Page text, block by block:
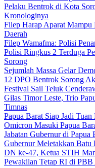
Pelaku Bentrok di Kota
Kronologinya
Filep Harap Aparat Mampu
Daerah
Filep Wamafma: Polisi
Polisi Ringkus 2 Terduga
Sorong
Sejumlah Massa Gelar
12 DPO Bentrok Sorong
Festival Sail Teluk
Gilas Timor Leste, Trio
Timnas
Papua Barat Siap Jadi
Omicron Masuki Papua
Jabatan Gubernur di
Gubernur Meletakkan Batu
DN ke-47, Ketua STIH
Pewakilan Tetap RI di